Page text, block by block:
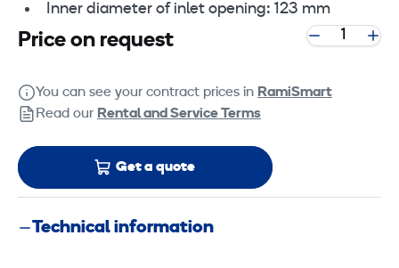
Inner diameter of inlet opening: 123 mm
Price on request
You can see your contract prices in RamiSmart
Read our Rental and Service Terms
Get a quote
Technical information